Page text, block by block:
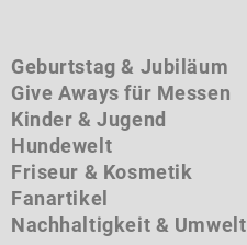
Geburtstag & Jubiläum
Give Aways für Messen
Kinder & Jugend
Hundewelt
Friseur & Kosmetik
Fanartikel
Nachhaltigkeit & Umwelt